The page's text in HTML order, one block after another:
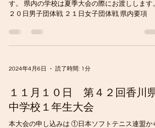
す。 県内の学校は夏季大会の際にお渡しします
２０日男子団体戦 ２１日女子団体戦 県内要項
2024年4月6日 読了時間: 1分
１１月１０日 第４２回香川県
中学校１年生大会
本大会の申し込みは ①日本ソフトテニス連盟か